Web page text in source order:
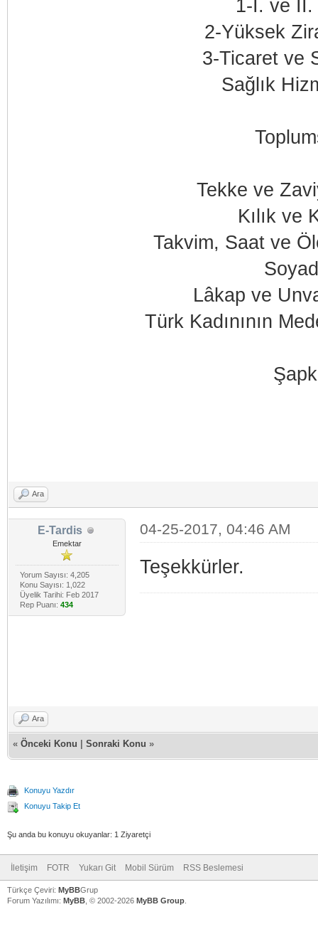
1-I. ve II.
2-Yüksek
3-Ticaret ve
Sağlık
Tekke ve
Kılık ve
Takvim, Saat ve
Lâkap ve
Türk Kadınının
Ara
E-Tardis
Emektar
Yorum Sayısı: 4,205
Konu Sayısı: 1,022
Üyelik Tarihi: Feb 2017
Rep Puanı: 434
04-25-2017, 04:46 AM
Teşekkürler.
Ara
« Önceki Konu Sonraki Konu »
Konuyu Yazdır
Konuyu Takip Et
Şu anda bu konuyu okuyanlar: 1 Ziyaretçi
İletişim FOTR Yukarı Git Mobil Sürüm RSS Beslemesi
Türkçe Çeviri: MyBBGrup
Forum Yazılımı: MyBB , © 2002-2026 MyBB Group